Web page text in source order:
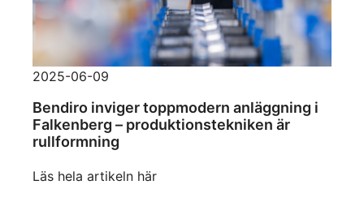
2025-06-09
Bendiro inviger toppmodern anläggning i
Falkenberg – produktionstekniken är
rullformning
Läs hela artikeln här